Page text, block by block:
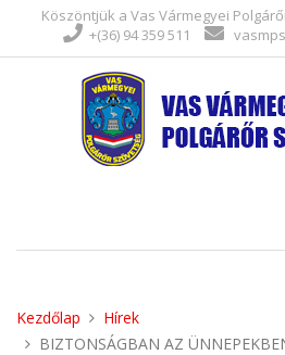
Köszöntjük a Vas Vármegyei
+(36) 94 359 511
Kezdőlap
Hírek
BIZTONSÁGBAN AZ